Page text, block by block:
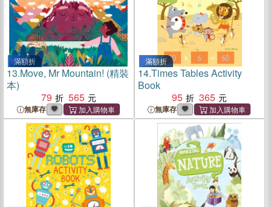
滿額折
13.Move, Mr Mountain! (精裝
本)
79
565
無庫存
滿額折
14.Times Tables Activity
Book
95
365
無庫存